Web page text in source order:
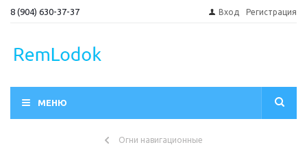
8 (904) 630-37-37 Вход Регистрация
МЕНЮ
Огни навигационные